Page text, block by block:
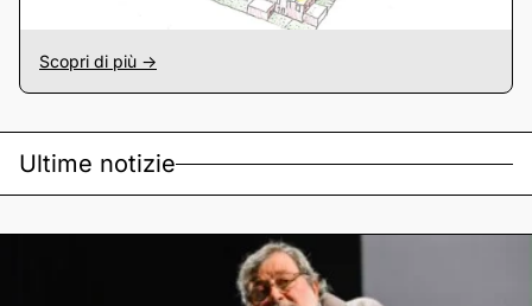
Scopri di più ->
Ultime notizie